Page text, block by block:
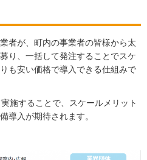
者が、町内の事業者の皆様から太
り、一括して発注することでスケ
も安い価格で導入できる仕組みで
施することで、スケールメリット
導入が期待されます。